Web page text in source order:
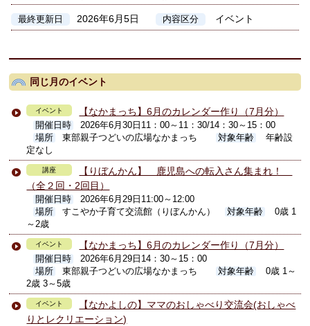
最終更新日 2026年6月5日 内容区分 イベント
同じ月のイベント
イベント 【なかまっち】6月のカレンダー作り（7月分）
開催日時
2026年6月30日11：00～11：30/14：30～15：00
場所
東部親子つどいの広場なかまっち 対象年齢
年齢設
定なし
講座
【りぼんかん】 鹿児島への転入さん集まれ！
（全２回・2回目）
開催日時
2026年6月29日11:00～12:00
場所
すこやか子育て交流館（りぼんかん） 対象年齢
0歳 1
～2歳
イベント 【なかまっち】6月のカレンダー作り（7月分）
開催日時
2026年6月29日14：30～15：00
場所
東部親子つどいの広場なかまっち 対象年齢
0歳 1～
2歳 3～5歳
イベント
【なかよしの】ママのおしゃべり交流会(おしゃべ
りとレクリエーション)